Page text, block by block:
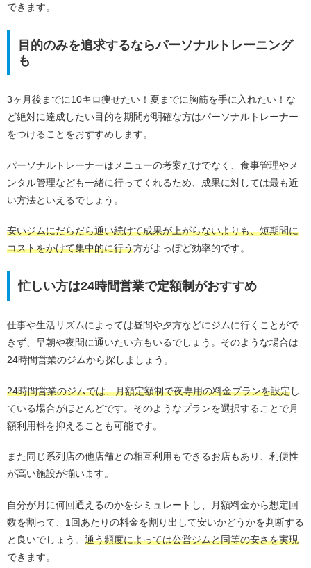
できます。
目的のみを追求するならパーソナルトレーニング
も
3ヶ月後までに10キロ痩せたい！夏までに胸筋を手に入れたい！な
ど絶対に達成したい目的を期間が明確な方はパーソナルトレーナー
をつけることをおすすめします。
パーソナルトレーナーはメニューの考案だけでなく、食事管理やメ
ンタル管理なども一緒に行ってくれるため、成果に対しては最も近
い方法といえるでしょう。
安いジムにだらだら通い続けて成果が上がらないよりも、短期間に
コストをかけて集中的に行う方がよっぽど効率的です。
忙しい方は24時間営業で定額制がおすすめ
仕事や生活リズムによっては昼間や夕方などにジムに行くことがで
きず、早朝や夜間に通いたい方もいるでしょう。そのような場合は
24時間営業のジムから探しましょう。
24時間営業のジムでは、月額定額制で夜専用の料金プランを設定し
ている場合がほとんどです。そのようなプランを選択することで月
額利用料を抑えることも可能です。
また同じ系列店の他店舗との相互利用もできるお店もあり、利便性
が高い施設が揃います。
自分が月に何回通えるのかをシミュレートし、月額料金から想定回
数を割って、1回あたりの料金を割り出して安いかどうかを判断する
と良いでしょう。 通う頻度によっては公営ジムと同等の安さを実現
できます。